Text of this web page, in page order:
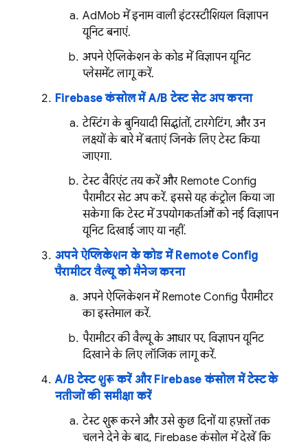
AdMob में इनाम वाली इंटरस्टीशियल विज्ञापन
यूनिट बनाएं.
अपने ऐप्लिकेशन के कोड में विज्ञापन यूनिट
प्लेसमेंट लागू करें.
Firebaseकंसोल में A/B टेस्ट सेट अप करना
टेस्टिंग के बुनियादी सिद्धांतों, टारगेटिंग, और उन
लक्ष्यों के बारे में बताएं जिनके लिए टेस्ट किया
जाएगा.
टेस्ट वैरिएंट तय करें और Remote Config
पैरामीटर सेट अप करें. इससे यह कंट्रोल किया जा
सकेगा कि टेस्ट में उपयोगकर्ताओं को नई विज्ञापन
यूनिट दिखाई जाए या नहीं.
अपने ऐप्लिकेशन के कोड में Remote Config
पैरामीटर वैल्यू को मैनेज करना
अपने ऐप्लिकेशन में Remote Config पैरामीटर
का इस्तेमाल करें.
पैरामीटर की वैल्यू के आधार पर, विज्ञापन यूनिट
दिखाने के लिए लॉजिक लागू करें.
A/B टेस्ट शुरू करें और Firebase कंसोल में टेस्ट के
नतीजों की समीक्षा करें
टेस्ट शुरू करने और उसे कुछ दिनों या हफ़्तों तक
चलने देने के बाद, Firebaseकंसोल में देखें कि